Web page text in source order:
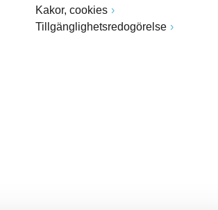
Kakor, cookies
Tillgänglighetsredogörelse